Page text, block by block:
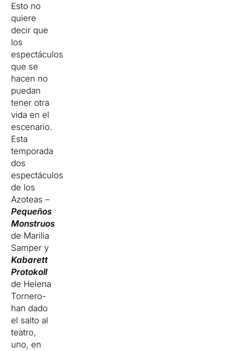
Esto no
quiere
decir que
los
espectáculos
que se
hacen no
puedan
tener otra
vida en el
escenario.
Esta
temporada
dos
espectáculos
de los
Azoteas –
Pequeños
Monstruos
de Marilia
Samper y
Kabarett
Protokoll
de Helena
Tornero-
han dado
el salto al
teatro,
uno, en